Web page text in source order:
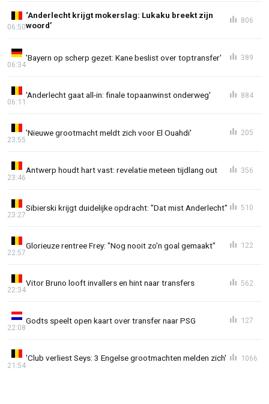
‘Anderlecht krijgt mokerslag: Lukaku breekt zijn
woord’
06:50
806
'Bayern op scherp gezet: Kane beslist over toptransfer'
06:34
389
'Anderlecht gaat all-in: finale topaanwinst onderweg'
06:11
884
'Nieuwe grootmacht meldt zich voor El Ouahdi'
23:55
205
Antwerp houdt hart vast: revelatie meteen tijdlang out
23:46
356
Sibierski krijgt duidelijke opdracht: "Dat mist Anderlecht"
23:27
510
Glorieuze rentree Frey: "Nog nooit zo'n goal gemaakt"
22:57
122
Vitor Bruno looft invallers en hint naar transfers
22:34
562
Godts speelt open kaart over transfer naar PSG
22:08
127
'Club verliest Seys: 3 Engelse grootmachten melden zich'
21:54
1066